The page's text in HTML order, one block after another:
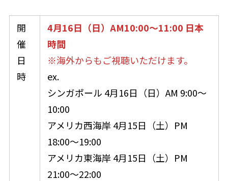
開
催
日
時
4月16日（日）AM10:00～11:00 日本
時間
※海外からもご視聴いただけます。
ex.
シンガポール 4月16日（日）AM 9:00～
10:00
アメリカ西海岸 4月15日（土）PM
18:00～19:00
アメリカ東海岸 4月15日（土）PM
21:00～22:00